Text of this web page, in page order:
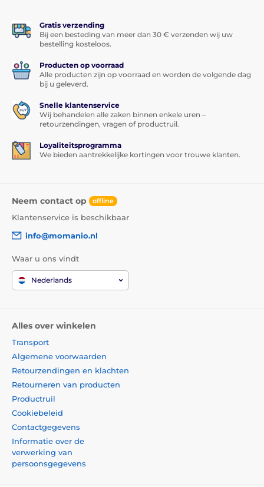
Gratis verzending
Bij een besteding van meer dan 30 € verzenden wij uw
bestelling kosteloos.
Producten op voorraad
Alle producten zijn op voorraad en worden de volgende dag
bij u geleverd.
Snelle klantenservice
Wij behandelen alle zaken binnen enkele uren –
retourzendingen, vragen of productruil.
Loyaliteitsprogramma
We bieden aantrekkelijke kortingen voor trouwe klanten.
Neem contact op offline
Klantenservice is beschikbaar
info@momanio.nl
Waar u ons vindt
Nederlands
Alles over winkelen
Transport
Algemene voorwaarden
Retourzendingen en klachten
Retourneren van producten
Productruil
Cookiebeleid
Contactgegevens
Informatie over de
verwerking van
persoonsgegevens